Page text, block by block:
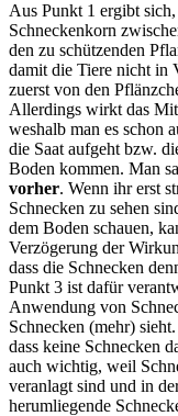
Aus Punkt 1 ergibt sich,
Schneckenkorn
den zu schützenden
damit die Tiere nicht in
zuerst von den
Allerdings wirkt das
weshalb man es schon
die Saat aufgeht bzw.
Boden kommen. Man
vorher. Wenn ihr erst
Schnecken zu sehen
dem Boden schauen,
Verzögerung der
dass die Schnecken
Punkt 3 ist dafür
Anwendung von
Schnecken (mehr)
dass keine Schnecken
auch wichtig, weil
veranlagt sind und in
herumliegende